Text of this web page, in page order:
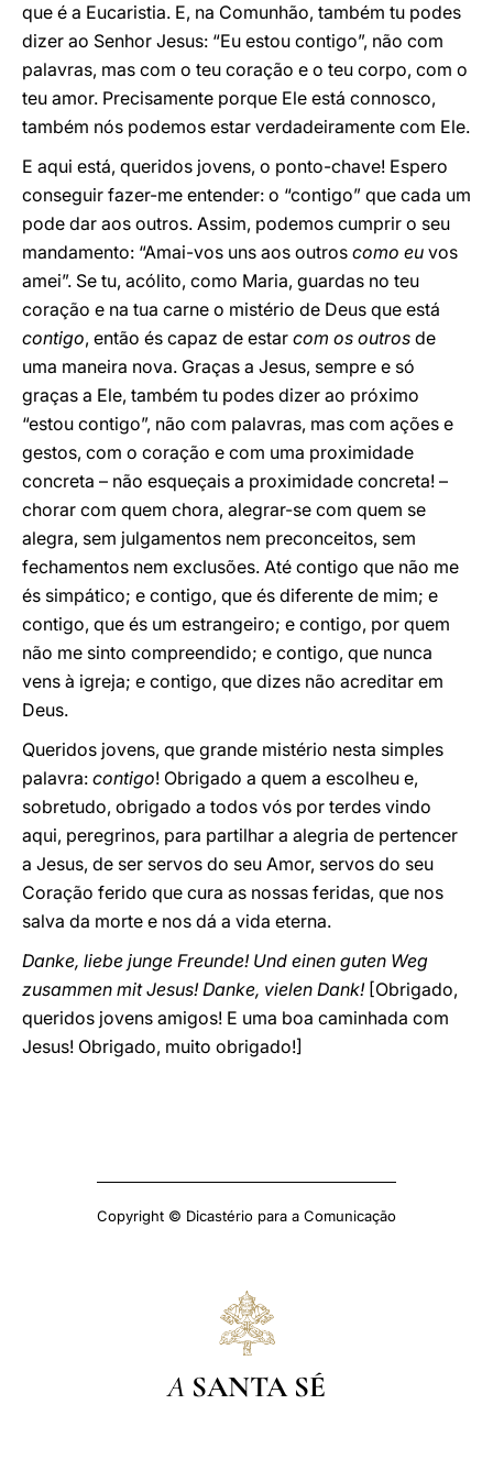
que é a Eucaristia. E, na Comunhão, também tu podes
dizer ao Senhor Jesus: “Eu estou contigo”, não com
palavras, mas com o teu coração e o teu corpo, com o
teu amor. Precisamente porque Ele está connosco,
também nós podemos estar verdadeiramente com Ele.
E aqui está, queridos jovens, o ponto-chave! Espero
conseguir fazer-me entender: o “contigo” que cada um
pode dar aos outros. Assim, podemos cumprir o seu
mandamento: “Amai-vos uns aos outros como eu vos
amei”. Se tu, acólito, como Maria, guardas no teu
coração e na tua carne o mistério de Deus que está
contigo, então és capaz de estar com os outros de
uma maneira nova. Graças a Jesus, sempre e só
graças a Ele, também tu podes dizer ao próximo
“estou contigo”, não com palavras, mas com ações e
gestos, com o coração e com uma proximidade
concreta – não esqueçais a proximidade concreta! –
chorar com quem chora, alegrar-se com quem se
alegra, sem julgamentos nem preconceitos, sem
fechamentos nem exclusões. Até contigo que não me
és simpático; e contigo, que és diferente de mim; e
contigo, que és um estrangeiro; e contigo, por quem
não me sinto compreendido; e contigo, que nunca
vens à igreja; e contigo, que dizes não acreditar em
Deus.
Queridos jovens, que grande mistério nesta simples
palavra: contigo! Obrigado a quem a escolheu e,
sobretudo, obrigado a todos vós por terdes vindo
aqui, peregrinos, para partilhar a alegria de pertencer
a Jesus, de ser servos do seu Amor, servos do seu
Coração ferido que cura as nossas feridas, que nos
salva da morte e nos dá a vida eterna.
Danke, liebe junge Freunde! Und einen guten Weg
zusammen mit Jesus! Danke, vielen Dank! [Obrigado,
queridos jovens amigos! E uma boa caminhada com
Jesus! Obrigado, muito obrigado!]
Copyright © Dicastério para a Comunicação
A SANTA SÉ